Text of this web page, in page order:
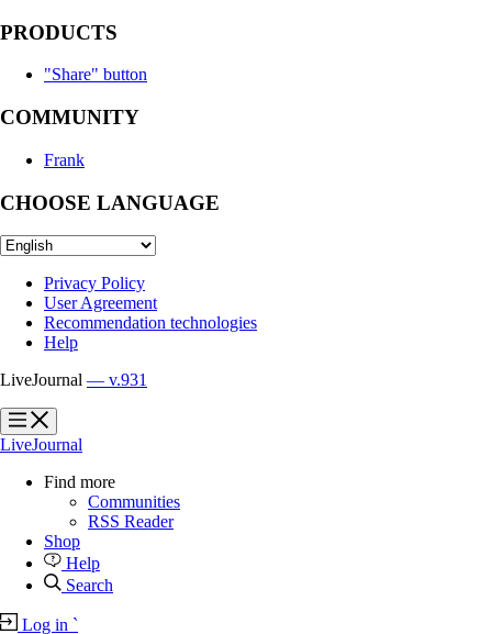
PRODUCTS
"Share" button
COMMUNITY
Frank
CHOOSE LANGUAGE
Privacy Policy
User Agreement
Recommendation technologies
Help
LiveJournal — v.931
?
?
LiveJournal
Find more
Communities
RSS Reader
Shop
Help
Search
Log in `